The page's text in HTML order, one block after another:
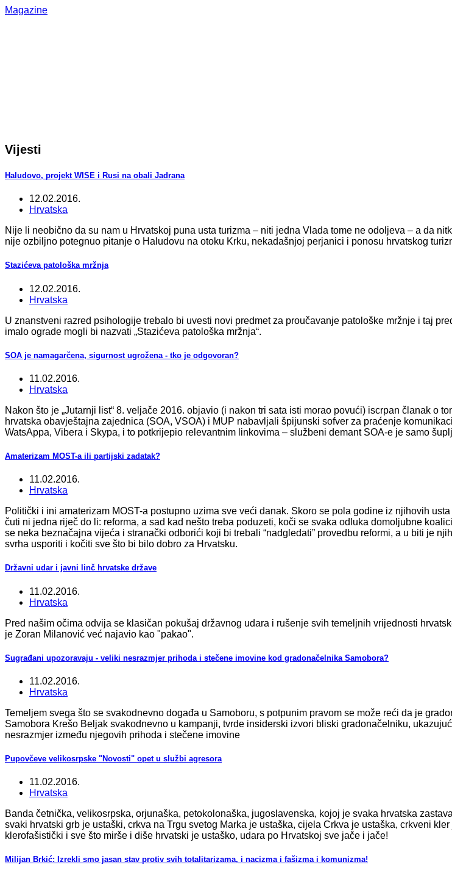
Magazine
Vijesti
Haludovo, projekt WISE i Rusi na obali Jadrana
12.02.2016.
Hrvatska
Nije li neobično da su nam u Hrvatskoj puna usta turizma – niti jedna Vlada tome ne odoljeva – a da
nije ozbiljno potegnuo pitanje o Haludovu na otoku Krku, nekadašnjoj perjanici i ponosu hrvatskog
Stazićeva patološka mržnja
12.02.2016.
Hrvatska
U znanstveni razred psihologije trebalo bi uvesti novi predmet za proučavanje patološke mržnje i taj
imalo ograde mogli bi nazvati „Stazićeva patološka mržnja“.
SOA je namagarčena, sigurnost ugrožena - tko je odgovoran?
11.02.2016.
Hrvatska
Nakon što je „Jutarnji list“ 8. veljače 2016. objavio (i nakon tri sata isti morao povući) iscrpan članak o
hrvatska obavještajna zajednica (SOA, VSOA) i MUP nabavljali špijunski sofver za praćenje
WatsAppa, Vibera i Skypa, i to potkrijepio relevantnim linkovima – službeni demant SOA-e je samo
Amaterizam MOST-a ili partijski zadatak?
11.02.2016.
Hrvatska
Politički i ini amaterizam MOST-a postupno uzima sve veći danak. Skoro se pola godine iz njihovih
čuti ni jedna riječ do li: reforma, a sad kad nešto treba poduzeti, koči se svaka odluka domoljubne
se neka beznačajna vijeća i stranački odborići koji bi trebali “nadgledati” provedbu reformi, a u biti je
svrha usporiti i kočiti sve što bi bilo dobro za Hrvatsku.
Državni udar i javni linč hrvatske države
11.02.2016.
Hrvatska
Pred našim očima odvija se klasičan pokušaj državnog udara i rušenje svih temeljnih vrijednosti
je Zoran Milanović već najavio kao "pakao".
Sugrađani upozoravaju - veliki nesrazmjer prihoda i stečene imovine kod gradonačelnika Samobora?
11.02.2016.
Hrvatska
Temeljem svega što se svakodnevno događa u Samoboru, s potpunim pravom se može reći da je
Samobora Krešo Beljak svakodnevno u kampanji, tvrde insiderski izvori bliski gradonačelniku,
nesrazmjer između njegovih prihoda i stečene imovine
Pupovčeve velikosrpske "Novosti" opet u službi agresora
11.02.2016.
Hrvatska
Banda četnička, velikosrpska, orjunaška, petokolonaška, jugoslavenska, kojoj je svaka hrvatska
svaki hrvatski grb je ustaški, crkva na Trgu svetog Marka je ustaška, cijela Crkva je ustaška, crkveni kler
klerofašistički i sve što mirše i diše hrvatski je ustaško, udara po Hrvatskoj sve jače i jače!
Milijan Brkić: Izrekli smo jasan stav protiv svih totalitarizama, i nacizma i fašizma i komunizma!